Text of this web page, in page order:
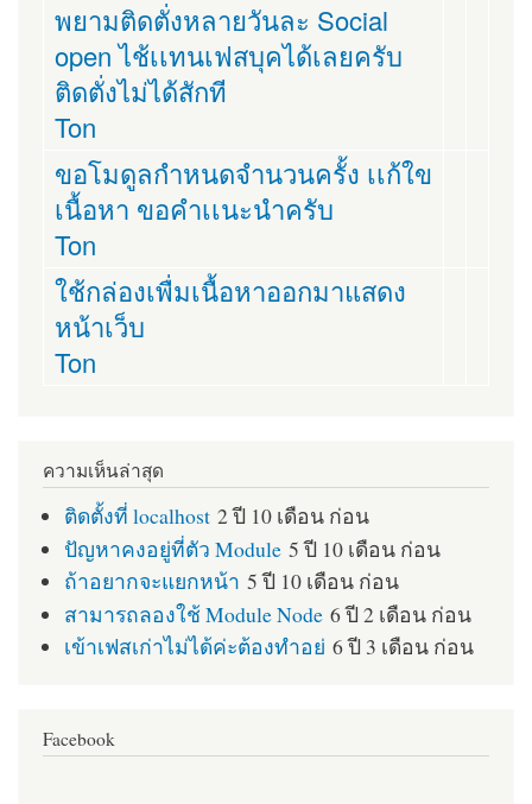
พยามติดตั่งหลายวันละ Social
open ไช้เเทนเฟสบุคได้เลยครับ
ติดตั่งไม่ได้สักที
Ton
ขอโมดูลกำหนดจำนวนครั้ง เเก้ใข
เนื้อหา ขอคำเเนะนำครับ
Ton
ใช้กล่องเพื่มเนื้อหาออกมาแสดง
หน้าเว็บ
Ton
ความเห็นล่าสุด
ติดตั้งที่ localhost 2 ปี 10 เดือน ก่อน
ปัญหาคงอยู่ที่ตัว Module 5 ปี 10 เดือน ก่อน
ถ้าอยากจะแยกหน้า 5 ปี 10 เดือน ก่อน
สามารถลองใช้ Module Node 6 ปี 2 เดือน ก่อน
เข้าเฟสเก่าไม่ได้ค่ะต้องทำอย่ 6 ปี 3 เดือน ก่อน
Facebook